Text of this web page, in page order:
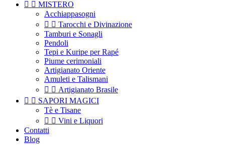
  MISTERO
Acchiappasogni
  Tarocchi e Divinazione
Tamburi e Sonagli
Pendoli
Tepi e Kuripe per Rapé
Piume cerimoniali
Artigianato Oriente
Amuleti e Talismani
  Artigianato Brasile
  SAPORI MAGICI
Tè e Tisane
  Vini e Liquori
Contatti
Blog